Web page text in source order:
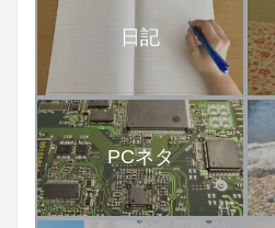
日記
PCネタ